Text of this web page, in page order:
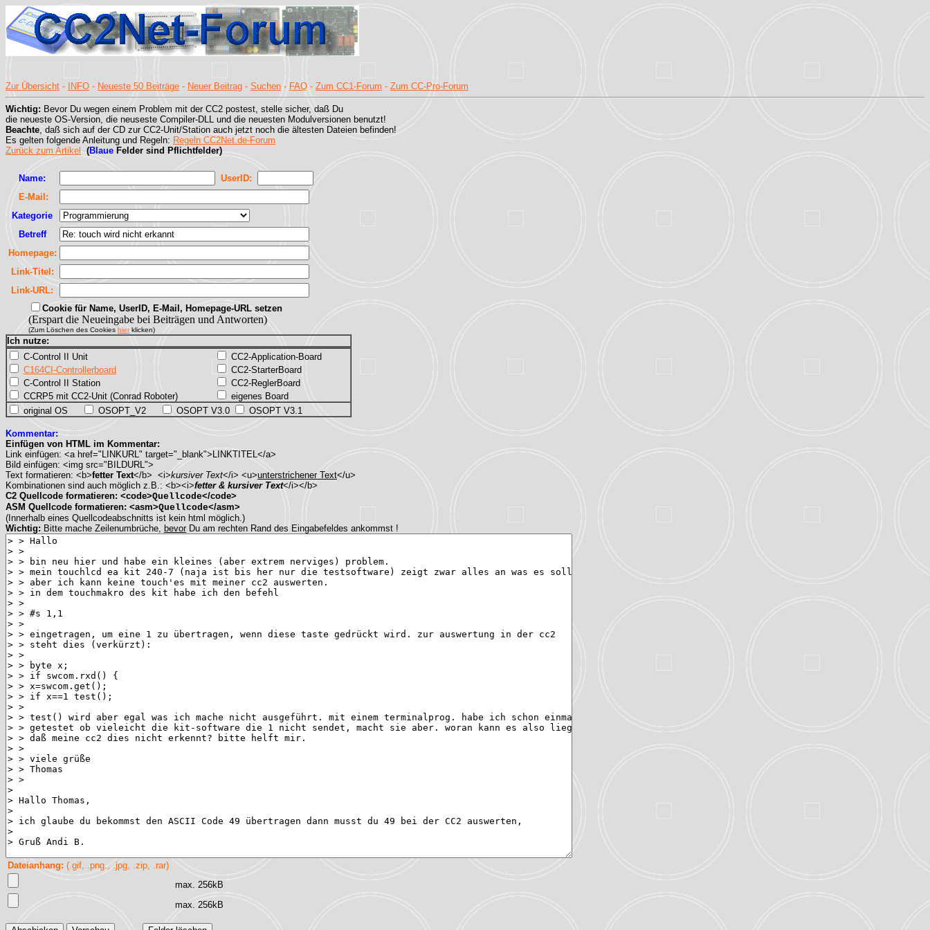
Zur Übersicht - INFO - Neueste 50 Beiträge - Neuer Beitrag - Suchen - FAQ - Zum CC1-Forum - Zum CC-Pro-Forum
Wichtig: Bevor Du wegen einem Problem mit der CC2 postest, stelle sicher, daß Du
die neueste OS-Version, die neuseste Compiler-DLL und die neuesten Modulversionen benutzt!
Beachte, daß sich auf der CD zur CC2-Unit/Station auch jetzt noch die ältesten Dateien befinden!
Es gelten folgende Anleitung und Regeln: Regeln CC2Net.de-Forum
Zurück zum Artikel
(Blaue Felder sind Pflichtfelder)
Name:
UserID:
E-Mail:
Kategorie
Betreff
Homepage:
Link-Titel:
Link-URL:
Cookie für Name, UserID, E-Mail, Homepage-URL setzen
(Erspart die Neueingabe bei Beiträgen und Antworten)
(Zum Löschen des Cookies hierklicken)
Ich nutze:
C-Control II Unit
C164CI-Controllerboard
C-Control II Station
CCRP5 mit CC2-Unit (Conrad Roboter)
CC2-Application-Board
CC2-StarterBoard
CC2-ReglerBoard
eigenes Board
original OS
OSOPT_V2 OSOPT V3.0 OSOPT V3.1
Kommentar:
Einfügen von HTML im Kommentar:
Link einfügen: <a href="LINKURL" target="_blank">LINKTITEL</a>
Bild einfügen: <img src="BILDURL">
Text formatieren: <b>fetter Text</b> <i>kursiver Text</i> <u>unterstrichener Text</u>
Kombinationen sind auch möglich z.B.: <b><i>fetter & kursiver Text</i></b>
C2 Quellcode formatieren: <code>Quellcode</code>
ASM Quellcode formatieren: <asm>Quellcode</asm>
(Innerhalb eines Quellcodeabschnitts ist kein html möglich.)
Wichtig: Bitte mache Zeilenumbrüche, bevor Du am rechten Rand des Eingabefeldes ankommst !
Dateianhang: (.gif, .png., .jpg, .zip, .rar)
max. 256kB
max. 256kB